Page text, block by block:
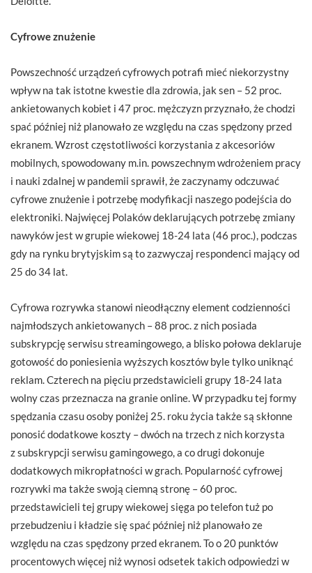
Cyfrowe znużenie
Powszechność urządzeń cyfrowych potrafi mieć niekorzystny
wpływ na tak istotne kwestie dla zdrowia, jak sen – 52 proc.
ankietowanych kobiet i 47 proc. mężczyzn przyznało, że chodzi
spać później niż planowało ze względu na czas spędzony przed
ekranem. Wzrost częstotliwości korzystania z akcesoriów
mobilnych, spowodowany m.in. powszechnym wdrożeniem pracy
i nauki zdalnej w pandemii sprawił, że zaczynamy odczuwać
cyfrowe znużenie i potrzebę modyfikacji naszego podejścia do
elektroniki. Najwięcej Polaków deklarujących potrzebę zmiany
nawyków jest w grupie wiekowej 18-24 lata (46 proc.), podczas
gdy na rynku brytyjskim są to zazwyczaj respondenci mający od
25 do 34 lat.
Cyfrowa rozrywka stanowi nieodłączny element codzienności
najmłodszych ankietowanych – 88 proc. z nich posiada
subskrypcję serwisu streamingowego, a blisko połowa deklaruje
gotowość do poniesienia wyższych kosztów byle tylko uniknąć
reklam. Czterech na pięciu przedstawicieli grupy 18-24 lata
wolny czas przeznacza na granie online. W przypadku tej formy
spędzania czasu osoby poniżej 25. roku życia także są skłonne
ponosić dodatkowe koszty – dwóch na trzech z nich korzysta
z subskrypcji serwisu gamingowego, a co drugi dokonuje
dodatkowych mikropłatności w grach. Popularność cyfrowej
rozrywki ma także swoją ciemną stronę – 60 proc.
przedstawicieli tej grupy wiekowej sięga po telefon tuż po
przebudzeniu i kładzie się spać później niż planowało ze
względu na czas spędzony przed ekranem. To o 20 punktów
procentowych więcej niż wynosi odsetek takich odpowiedzi w